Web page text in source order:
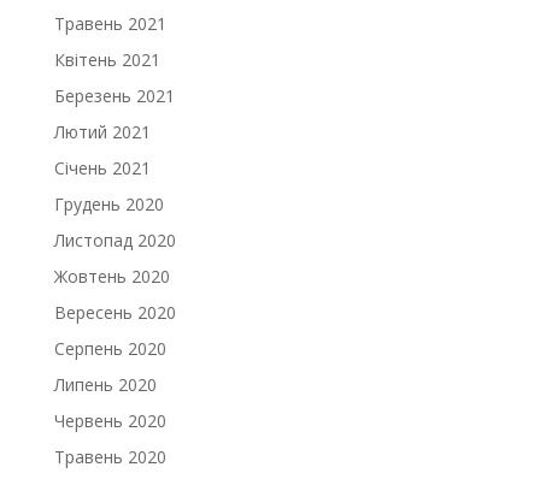
Травень 2021
Квітень 2021
Березень 2021
Лютий 2021
Січень 2021
Грудень 2020
Листопад 2020
Жовтень 2020
Вересень 2020
Серпень 2020
Липень 2020
Червень 2020
Травень 2020